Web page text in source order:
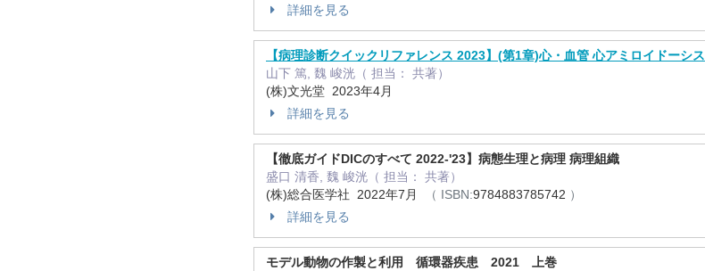
詳細を見る
【病理診断クイックリファレンス 2023】(第1章)心・血管 心アミロイドーシス
山下 篤, 魏 峻洸（ 担当： 共著）
(株)文光堂 2023年4月
詳細を見る
【徹底ガイドDICのすべて 2022-'23】病態生理と病理 病理組織
盛口 清香, 魏 峻洸（ 担当： 共著）
(株)総合医学社 2022年7月
（ ISBN:9784883785742 ）
詳細を見る
モデル動物の作製と利用 循環器疾患 2021 上巻